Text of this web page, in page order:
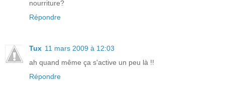
nourriture?
Répondre
Tux 11 mars 2009 à 12:03
ah quand même ça s'active un peu là !!
Répondre